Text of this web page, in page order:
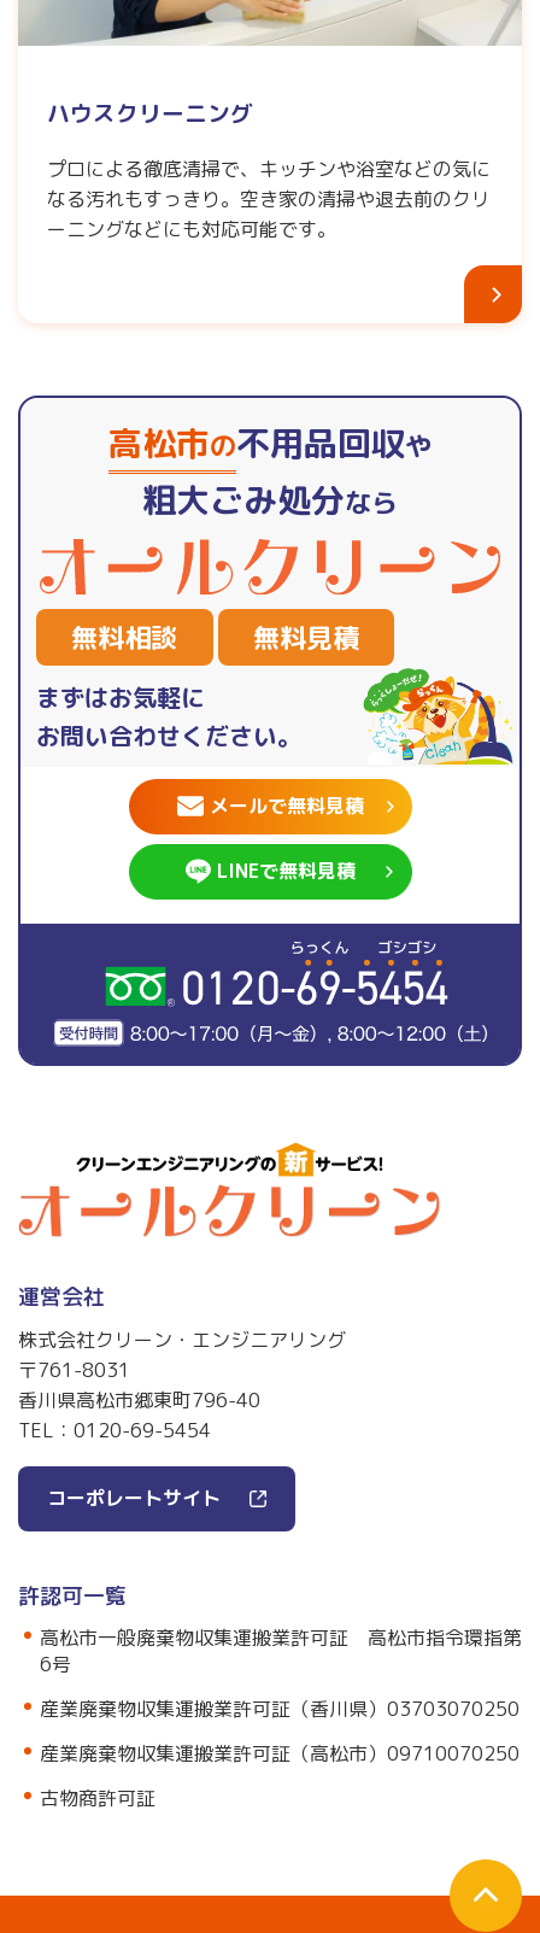
ハウスクリーニング
プロによる徹底清掃で、キッチンや浴室などの気に
なる汚れもすっきり。空き家の清掃や退去前のクリ
ーニングなどにも対応可能です。
高松市の不用品回収や
粗大ごみ処分なら
無料相談 無料見積
まずはお気軽に
お問い合わせください。
メールで無料見積
LINEで無料見積
運営会社
株式会社クリーン・エンジニアリング
〒761-8031
香川県高松市郷東町796-40
TEL： 0120-69-5454
コーポレートサイト
許認可一覧
高松市一般廃棄物収集運搬業許可証 高松市指令環指第
6号
産業廃棄物収集運搬業許可証（香川県）03703070250
産業廃棄物収集運搬業許可証（高松市）09710070250
古物商許可証